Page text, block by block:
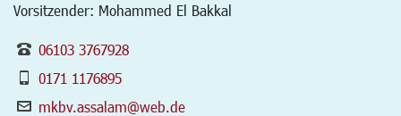
Vorsitzender: Mohammed El Bakkal
06103 3767928
0171 1176895
mkbv.assalam@web.de